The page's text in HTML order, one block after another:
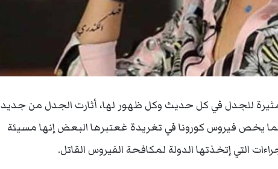
للجدل في كل حديث وكل ظهور لها، أثارت الجدل من جديد
يخص فيروس كورونا في تغريدة غعتبرها البعض إنها مسيئة
التي إتخذتها الدولة لمكافحة الفيروس القاتل.